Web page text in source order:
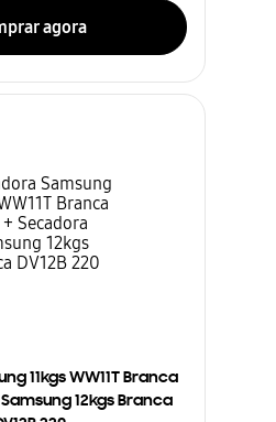
agora
11kgs WW11T Branca
12kgs Branca